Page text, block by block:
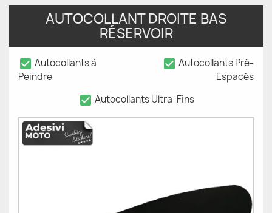
AUTOCOLLANT DROITE BAS
RÉSERVOIR
check_box Autocollants à
Peindre
check_box Autocollants Pré-
Espacés
check_box Autocollants Ultra-Fins